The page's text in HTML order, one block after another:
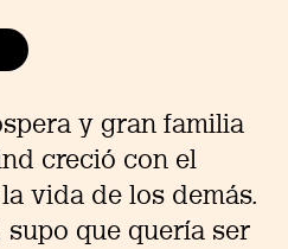
y gran familia
creció con el
vida de los demás.
que quería ser